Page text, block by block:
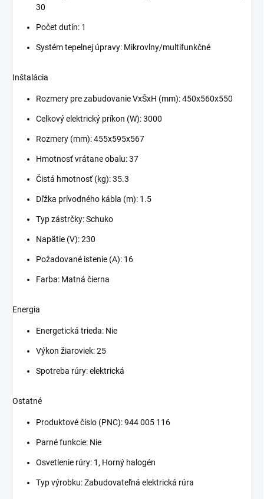
30
Počet dutín: 1
Systém tepelnej úpravy: Mikrovlny/multifunkčné
Inštalácia
Rozmery pre zabudovanie VxŠxH (mm): 450x560x550
Celkový elektrický príkon (W): 3000
Rozmery (mm): 455x595x567
Hmotnosť vrátane obalu: 37
Čistá hmotnosť (kg): 35.3
Dľžka prívodného kábla (m): 1.5
Typ zástrčky: Schuko
Napätie (V): 230
Požadované istenie (A): 16
Farba: Matná čierna
Energia
Energetická trieda: Nie
Výkon žiaroviek: 25
Spotreba rúry: elektrická
Ostatné
Produktové číslo (PNC):944 005 116
Parné funkcie: Nie
Osvetlenie rúry: 1, Horný halogén
Typ výrobku: Zabudovateľná elektrická rúra